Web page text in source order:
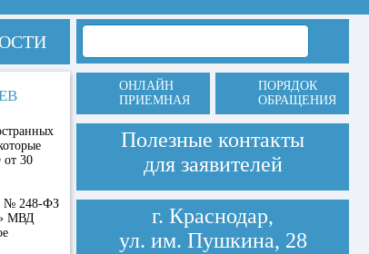
от 30
№ 248-ФЗ
МВД
ОНЛАЙН
ПРИЕМНАЯ
ПОРЯДОК
ОБРАЩЕНИЯ
Полезные контакты
для заявителей
г. Краснодар,
ул. им. Пушкина, 28